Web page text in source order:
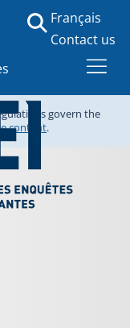
Français
Contact us
govern the
content.